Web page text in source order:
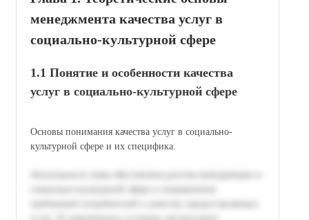
менеджмента качества услуг в
социально-культурной сфере
1.1 Понятие и особенности качества
услуг в социально-культурной сфере
Основы понимания качества услуг в социально-
культурной сфере и их специфика.